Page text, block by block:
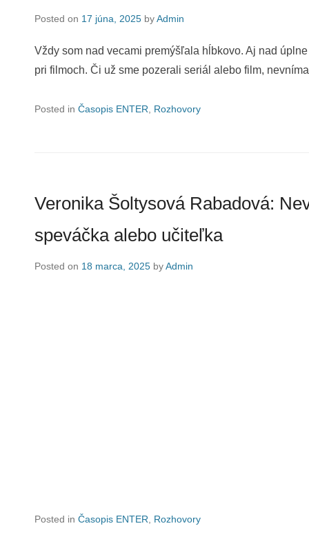
Posted on 17 júna, 2025 byAdmin
Vždy som nad vecami premýšľala hĺbkovo. Aj nad
pri filmoch. Či už sme pozerali seriál alebo film,
Posted in Časopis ENTER, Rozhovory
Veronika Šoltysová Rabadová:
speváčka alebo učiteľka
Posted on 18 marca, 2025 byAdmin
Posted in Časopis ENTER Rozhovory